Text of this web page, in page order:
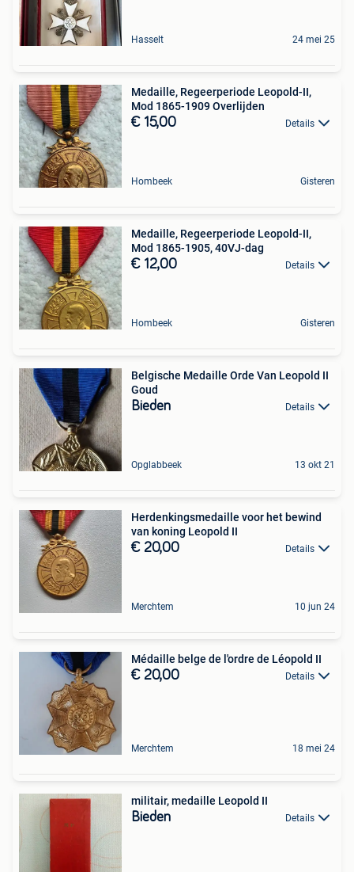
Hasselt 24 mei 25
Medaille, Regeerperiode Leopold-II,
Mod 1865-1909 Overlijden
€ 15,00 Details
Hombeek Gisteren
Medaille, Regeerperiode Leopold-II,
Mod 1865-1905, 40VJ-dag
€ 12,00 Details
Hombeek Gisteren
Belgische Medaille Orde Van Leopold II
Goud
Bieden Details
Opglabbeek 13 okt 21
Herdenkingsmedaille voor het bewind
van koning Leopold II
€ 20,00 Details
Merchtem 10 jun 24
Médaille belge de l'ordre de Léopold II
€ 20,00 Details
Merchtem 18 mei 24
militair, medaille Leopold II
Bieden Details